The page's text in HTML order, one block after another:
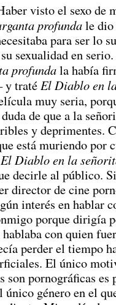
visto el sexo de
profundale
para ser lo
sexualidad en serio.
profundala había
y traté El Diablo en
muy seria,
de que a la
y deprimentes.
está muriendo por
El Diablo en la
decirle al público.
director de cine
interés en hablar
porque dirigía
con quien
perder el tiempo
El único
pornográficas es
único género en el